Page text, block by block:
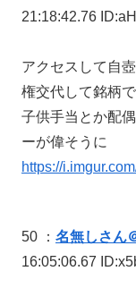
21:18:42.76
アクセスして自
権交代して銘柄
子供手当とか配
ーが偉そうに
https://
50 ： 名無しさん
16:05:06.67